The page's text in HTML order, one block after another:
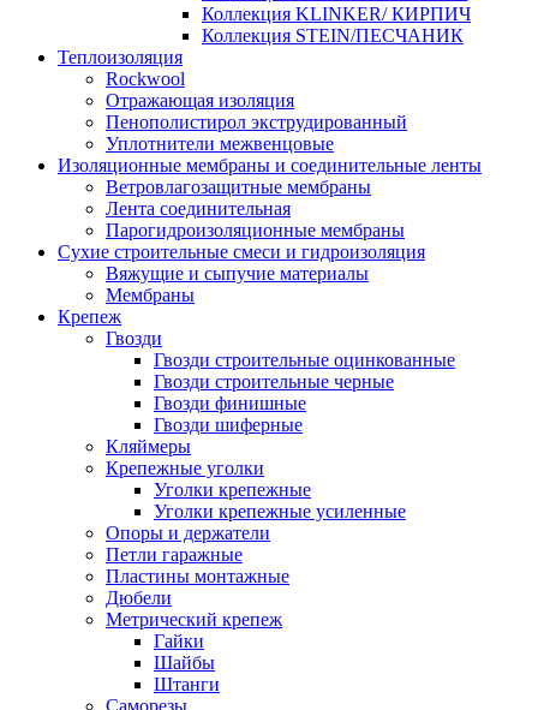
Коллекция KLINKER/ КИРПИЧ
Коллекция STEIN/ПЕСЧАНИК
Теплоизоляция
Rockwool
Отражающая изоляция
Пенополистирол экструдированный
Уплотнители межвенцовые
Изоляционные мембраны и соединительные ленты
Ветровлагозащитные мембраны
Лента соединительная
Парогидроизоляционные мембраны
Сухие строительные смеси и гидроизоляция
Вяжущие и сыпучие материалы
Мембраны
Крепеж
Гвозди
Гвозди строительные оцинкованные
Гвозди строительные черные
Гвозди финишные
Гвозди шиферные
Кляймеры
Крепежные уголки
Уголки крепежные
Уголки крепежные усиленные
Опоры и держатели
Петли гаражные
Пластины монтажные
Дюбели
Метрический крепеж
Гайки
Шайбы
Штанги